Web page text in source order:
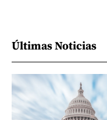
Últimas Noticias